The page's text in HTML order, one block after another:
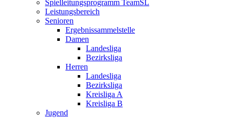
Spielleitungsprogramm TeamSL
Leistungsbereich
Senioren
Ergebnissammelstelle
Damen
Landesliga
Bezirksliga
Herren
Landesliga
Bezirksliga
Kreisliga A
Kreisliga B
Jugend